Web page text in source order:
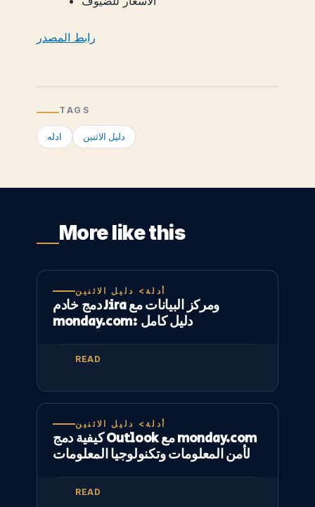
رابط المصدر
TAGS
ادله دليل الاثنين
More like this
أدلة> دليل الاثنين
دمج خادم Jira ومركز البيانات مع
monday.com: دليل كامل
READ
أدلة> دليل الاثنين
كيفية دمج Outlook مع monday.com
لأمن المعلومات وتكنولوجيا المعلومات
READ